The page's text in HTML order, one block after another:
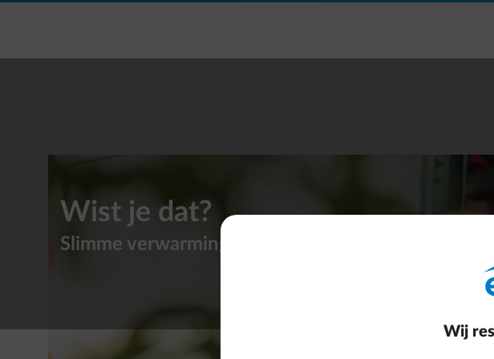
Wist je dat?
Slimme verwarmingstips voor je huis
Wij